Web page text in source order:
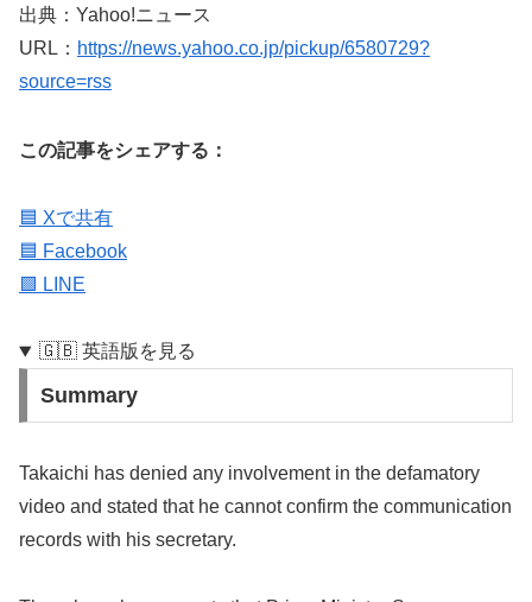
出典：Yahoo!ニュース
URL： https://news.yahoo.co.jp/pickup/6580729?
source=rss
この記事をシェアする：
🟦 Xで共有
🟦 Facebook
🟩 LINE
🇬🇧 英語版を見る
Summary
Takaichi has denied any involvement in the defamatory
video and stated that he cannot confirm the communication
records with his secretary.